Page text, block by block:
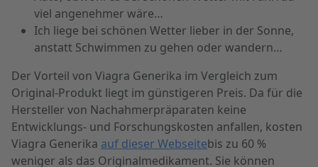
viel angenehmer wäre…
Ich liege bei schönen Wetter lieber in der Sonne,
anstatt Schwimmen zu gehen oder wandern…
Der Vorteil von Viagra Generika im Vergleich zum
Original-Produkt liegt im günstigeren Preis. Da für die
Hersteller von Nachahmerpräparaten keine
Entwicklungs- und Forschungskosten anfallen, kosten
Viagra Generika auf dieser Webseitebis zu 60 %
weniger als das Originalmedikament. Sie können